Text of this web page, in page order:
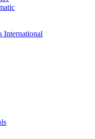
International